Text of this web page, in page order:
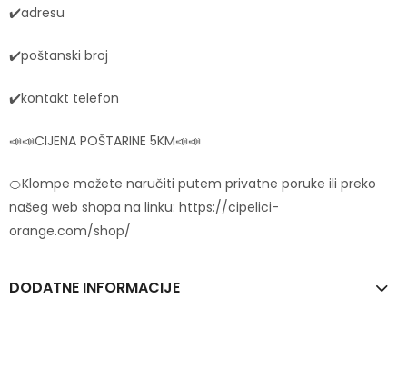
✔️adresu
✔️poštanski broj
✔️kontakt telefon
📣📣CIJENA POŠTARINE 5KM📣📣
🍊Klompe možete naručiti putem privatne poruke ili preko
našeg web shopa na linku: https://cipelici-
orange.com/shop/
DODATNE INFORMACIJE